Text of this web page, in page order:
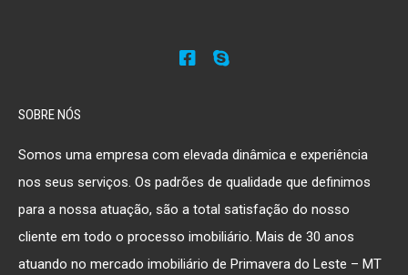
SOBRE NÓS
Somos uma empresa com elevada dinâmica e experiência
nos seus serviços. Os padrões de qualidade que definimos
para a nossa atuação, são a total satisfação do nosso
cliente em todo o processo imobiliário. Mais de 30 anos
atuando no mercado imobiliário de Primavera do Leste – MT